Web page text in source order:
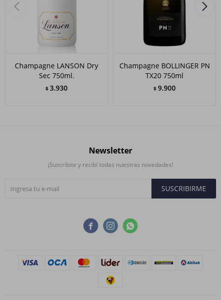
Champagne LANSON Dry
Sec 750ml.
$ 3.930
Champagne BOLLINGER PN
TX20 750ml
$ 9.900
  
Newsletter
¡Suscribite y recibí todas nuestras novedades!
SUSCRIBIRME